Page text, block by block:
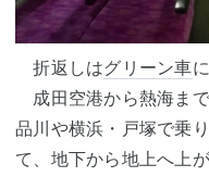
折返しはグリーン車
成田空港から熱海ま
品川や横浜・戸塚で乗
て、地下から地上へ上